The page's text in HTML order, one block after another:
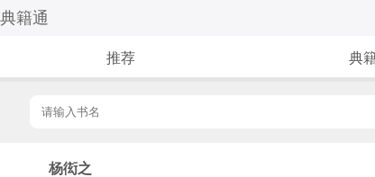
典籍通
推荐 典
杨衒之